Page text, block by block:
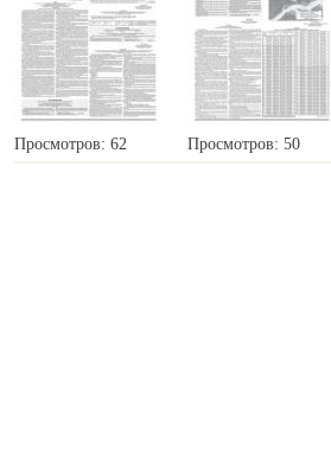
Просмотров: 62 Просмотров: 50